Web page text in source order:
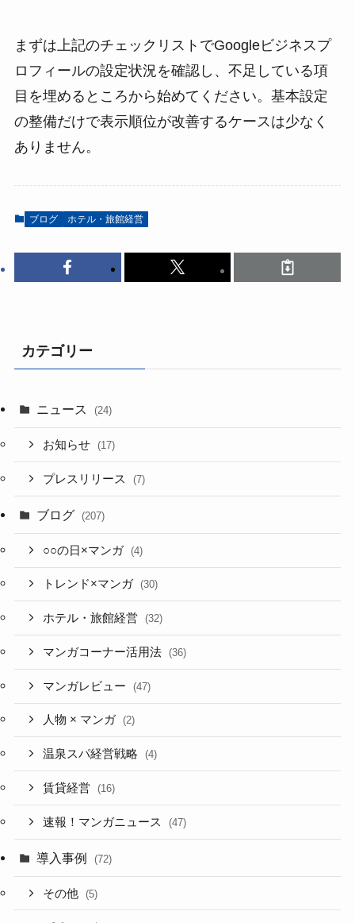
まずは上記のチェックリストでGoogleビジネスプ
ロフィールの設定状況を確認し、不足している項
目を埋めるところから始めてください。基本設定
の整備だけで表示順位が改善するケースは少なく
ありません。
ブログ ホテル・旅館経営
カテゴリー
ニュース (24)
お知らせ (17)
プレスリリース (7)
ブログ (207)
○○の日×マンガ (4)
トレンド×マンガ (30)
ホテル・旅館経営 (32)
マンガコーナー活用法 (36)
マンガレビュー (47)
人物 × マンガ (2)
温泉スパ経営戦略 (4)
賃貸経営 (16)
速報！マンガニュース (47)
導入事例 (72)
その他 (5)